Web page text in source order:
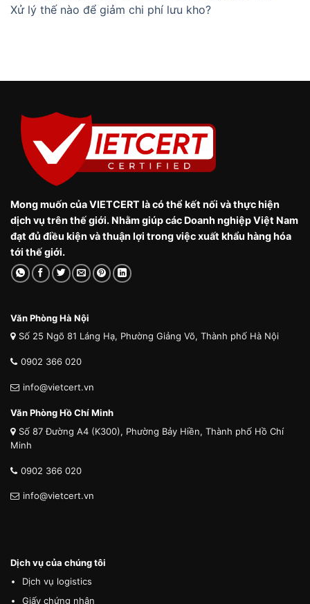
Xử lý thế nào để giảm chi phí lưu kho?
Mong muốn của VIETCERT là có thể kết nối và thực hiện
dịch vụ trên thế giới. Nhằm giúp các Doanh nghiệp Việt Nam
đạt đủ điều kiện và thuận lợi trong việc xuất khẩu hàng hóa
tới thế giới.
Văn Phòng Hà Nội
Số 25 Ngõ 81 Láng Hạ, Phường Giảng Võ, Thành phố Hà Nội
0902 366 020
info@vietcert.vn
Văn Phòng Hồ Chí Minh
Số 87 Đường A4 (K300), Phường Bảy Hiền, Thành phố Hồ Chí
Minh
0902 366 020
info@vietcert.vn
Dịch vụ của chúng tôi
Dịch vụ logistics
Giấy chứng nhận